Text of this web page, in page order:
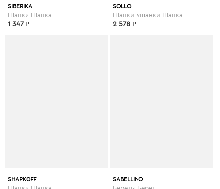
SIBERIKA
Шапки Шапка
1 347 ₽
SOLLO
Шапки-ушанки Шапка
2 578 ₽
SHAPKOFF SABELLINO